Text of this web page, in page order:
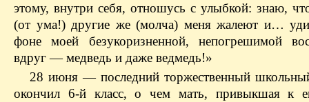
этому, внутри себя, отношусь с улыбкой: знаю,
(от ума!) другие же (молча) меня жалеют и…
фоне моей безукоризненной, непогрешимой
вдруг — медведь и даже ведмедь!»
28 июня — последний торжественный
окончил 6-й класс, о чем мать, привыкшая к